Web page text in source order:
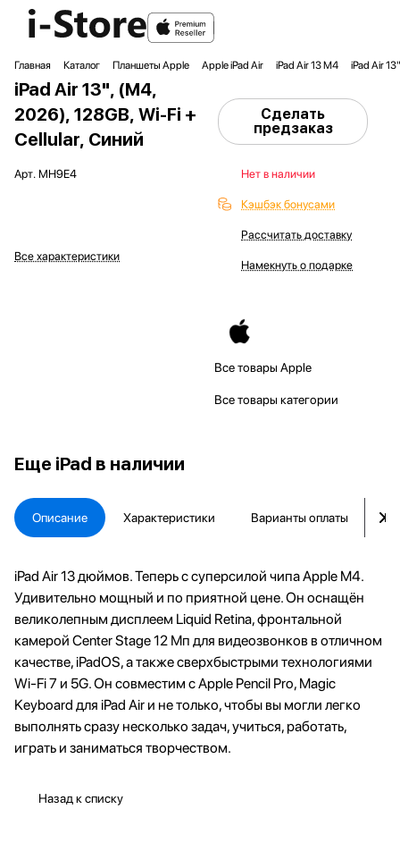
Главная Каталог Планшеты Apple Apple iPad Air iPad Air 13 M4 iPad Air
iPad Air 13", (M4,
2026), 128GB, Wi-Fi +
Cellular, Синий
Арт. MH9E4
Все характеристики
Сделать
предзаказ
Нет в наличии
Кэшбэк бонусами
Рассчитать доставку
Намекнуть о подарке
Все товары Apple
Все товары категории
Еще iPad в наличии
Описание Характеристики Варианты оплаты
iPad Air 13 дюймов. Теперь с суперсилой чипа Apple M4.
Удивительно мощный и по приятной цене. Он оснащён
великолепным дисплеем Liquid Retina, фронтальной
камерой Center Stage 12 Мп для видеозвонков в отличном
качестве, iPadOS, а также сверхбыстрыми технологиями
Wi‑Fi 7 и 5G. Он совместим с Apple Pencil Pro, Magic
Keyboard для iPad Air и не только, чтобы вы могли легко
выполнять сразу несколько задач, учиться, работать,
играть и заниматься творчеством.
Назад к списку